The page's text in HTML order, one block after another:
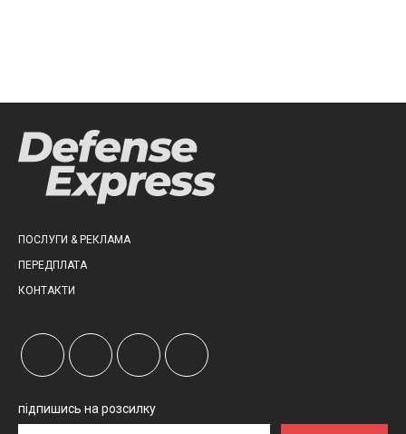
ПОСЛУГИ & РЕКЛАМА
ПЕРЕДПЛАТА
КОНТАКТИ
підпишись на розсилку